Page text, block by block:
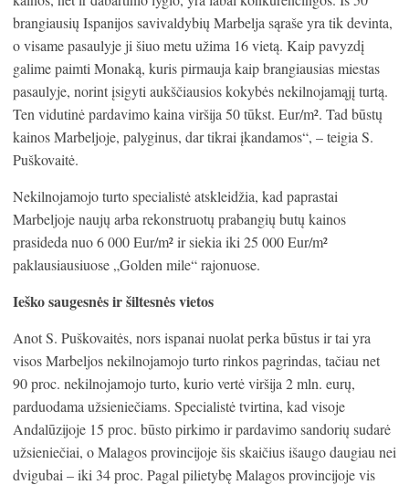
brangiausių Ispanijos savivaldybių Marbelja sąraše yra tik devinta,
o visame pasaulyje ji šiuo metu užima 16 vietą. Kaip pavyzdį
galime paimti Monaką, kuris pirmauja kaip brangiausias miestas
pasaulyje, norint įsigyti aukščiausios kokybės nekilnojamąjį turtą.
Ten vidutinė pardavimo kaina viršija 50 tūkst. Eur/m². Tad būstų
kainos Marbeljoje, palyginus, dar tikrai įkandamos“, – teigia S.
Puškovaitė.
Nekilnojamojo turto specialistė atskleidžia, kad paprastai
Marbeljoje naujų arba rekonstruotų prabangių butų kainos
prasideda nuo 6 000 Eur/m² ir siekia iki 25 000 Eur/m²
paklausiausiuose „Golden mile“ rajonuose.
Ieško saugesnės ir šiltesnės vietos
Anot S. Puškovaitės, nors ispanai nuolat perka būstus ir tai yra
visos Marbeljos nekilnojamojo turto rinkos pagrindas, tačiau net
90 proc. nekilnojamojo turto, kurio vertė viršija 2 mln. eurų,
parduodama užsieniečiams. Specialistė tvirtina, kad visoje
Andalūzijoje 15 proc. būsto pirkimo ir pardavimo sandorių sudarė
užsieniečiai, o Malagos provincijoje šis skaičius išaugo daugiau nei
dvigubai – iki 34 proc. Pagal pilietybę Malagos provincijoje vis